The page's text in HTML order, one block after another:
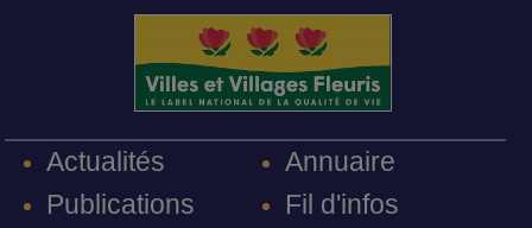
Actualités
Publications
Annuaire
Fil d'infos